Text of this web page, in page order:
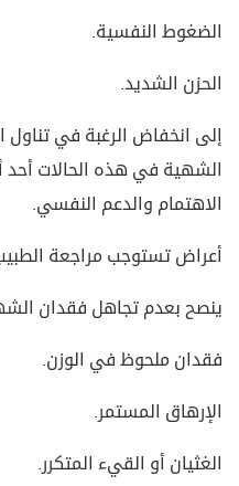
الضغوط النفسية.
الحزن الشديد.
إلى انخفاض الرغبة في
الشهية في هذه الحالات أحد
الاهتمام والدعم النفسي.
أعراض تستوجب مراجعة
ينصح بعدم تجاهل فقدان
فقدان ملحوظ في الوزن.
الإرهاق المستمر.
الغثيان أو القيء المتكرر.